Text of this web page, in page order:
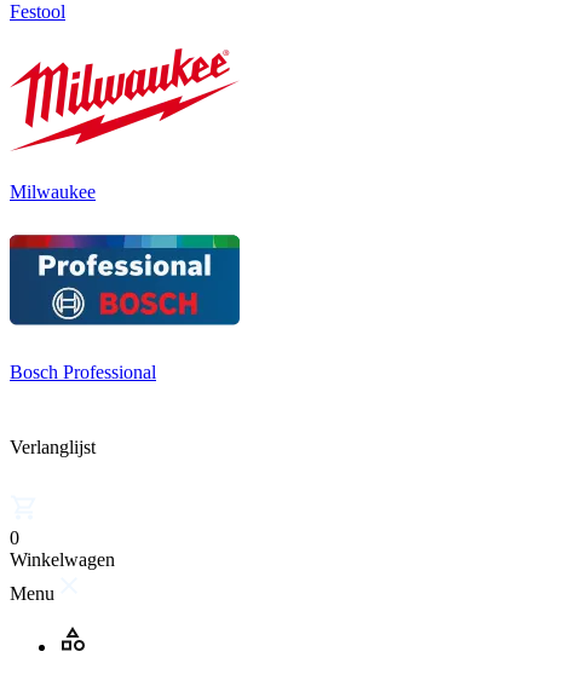
Festool
Milwaukee
Bosch Professional
Verlanglijst
0
Winkelwagen
Menu